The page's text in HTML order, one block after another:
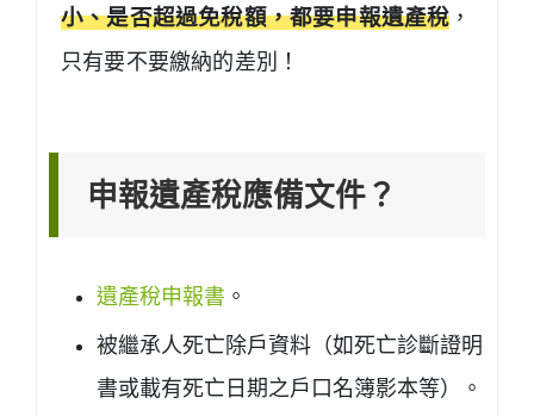
小、是否超過免稅額，都要申報遺產稅 ，
只有要不要繳納的差別！
申報遺產稅應備文件？
遺產稅申報書 。
被繼承人死亡除戶資料（如死亡診斷證明
書或載有死亡日期之戶口名簿影本等）。